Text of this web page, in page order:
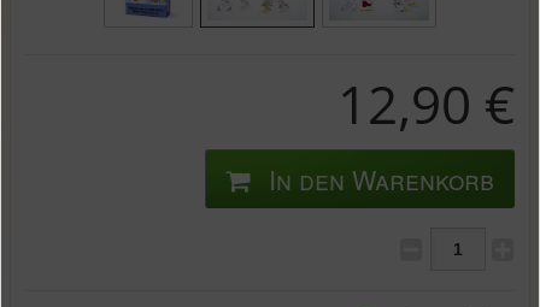
12,90 €
In den Warenkorb